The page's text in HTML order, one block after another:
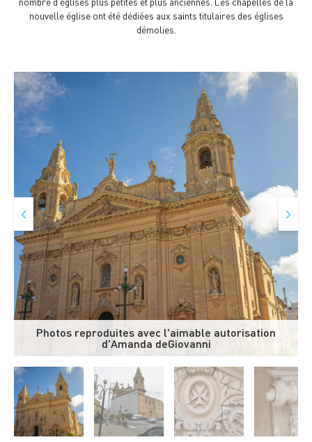
nouvelle église ont été dédiées aux saints titulaires des églises
démolies.
Photos reproduites avec l'aimable autorisation
d'Amanda deGiovanni